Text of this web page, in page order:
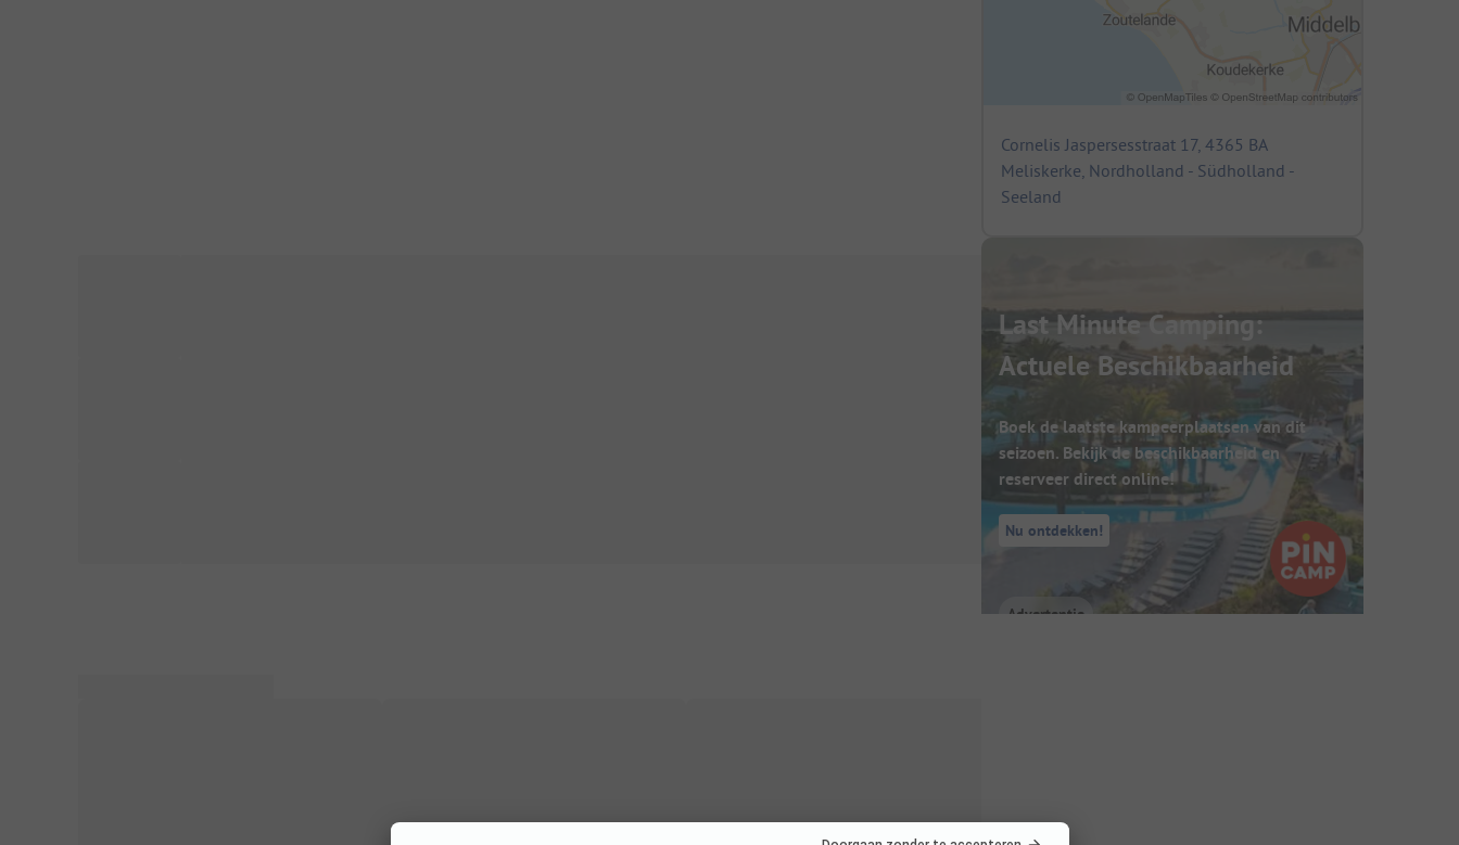
Cornelis Jaspersesstraat 17, 4365 BA
Meliskerke, Nordholland - Südholland -
Seeland
Last Minute Camping:
Actuele Beschikbaarheid
Boek de laatste kampeerplaatsen van dit
seizoen. Bekijk de beschikbaarheid en
reserveer direct online!
Nu ontdekken!